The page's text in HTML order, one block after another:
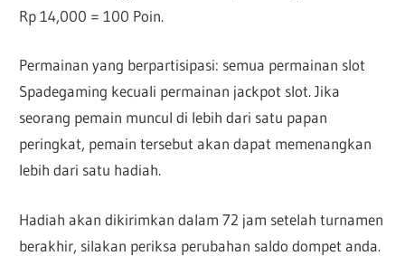
Rp 14,000 = 100 Poin.
Permainan yang berpartisipasi: semua permainan slot
Spadegaming kecuali permainan jackpot slot. Jika
seorang pemain muncul di lebih dari satu papan
peringkat, pemain tersebut akan dapat memenangkan
lebih dari satu hadiah.
Hadiah akan dikirimkan dalam 72 jam setelah turnamen
berakhir, silakan periksa perubahan saldo dompet anda.